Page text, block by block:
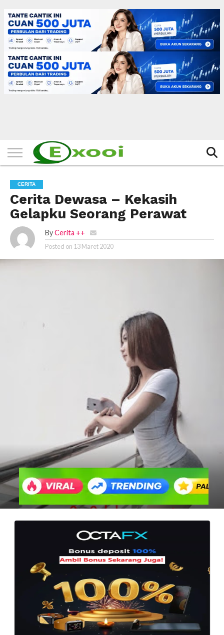
HOME
FILTER
BERITA
BIODATA
CERITA
CERPEN
EKSKLUSIF
FOTO
VIDEO
TIPS
MORE
CERITA
Cerita Dewasa – Kekasih
Gelapku Seorang Perawat
By Cerita ++
Posted on 13 Maret 2020